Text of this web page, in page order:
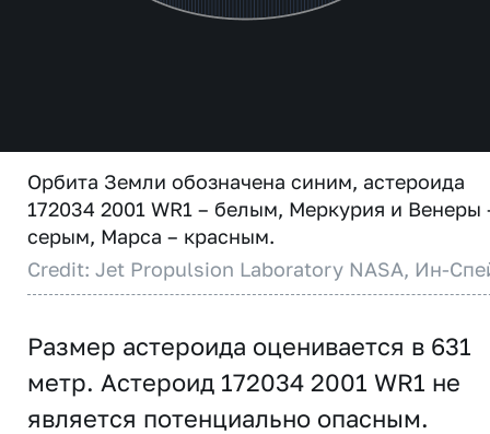
Орбита Земли обозначена синим, астероида
172034 2001 WR1 – белым, Меркурия и Венеры
серым, Марса – красным.
Credit: Jet Propulsion Laboratory NASA, Ин-
Размер астероида оценивается в 631
метр. Астероид 172034 2001 WR1 не
является потенциально опасным.